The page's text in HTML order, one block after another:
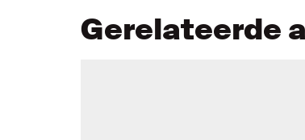
Gerelateerde